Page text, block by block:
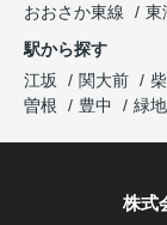
おおさか東線
東
駅から探す
江坂
関大前
曽根
豊中 緑
株式